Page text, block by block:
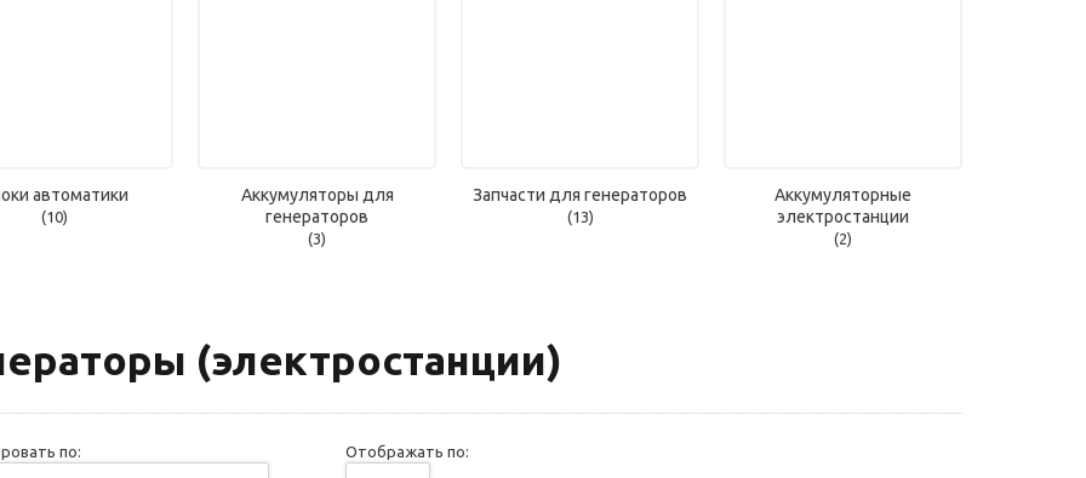
автоматики
(10)
Аккумуляторы для
генераторов
(3)
Запчасти для генераторов
(13)
Аккумуляторные
электростанции
(2)
(электростанции)
по: Отображать по: